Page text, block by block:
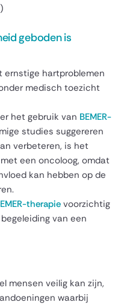
geboden is
ernstige hartproblemen
medisch toezicht
het gebruik van BEMER-
studies suggereren
verbeteren, is het
een oncoloog, omdat
kan hebben op de
therapievoorzichtig
van een
mensen veilig kan zijn,
waarbij